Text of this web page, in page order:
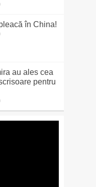
în China!
au ales cea
pentru